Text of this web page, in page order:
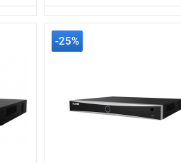
-25%